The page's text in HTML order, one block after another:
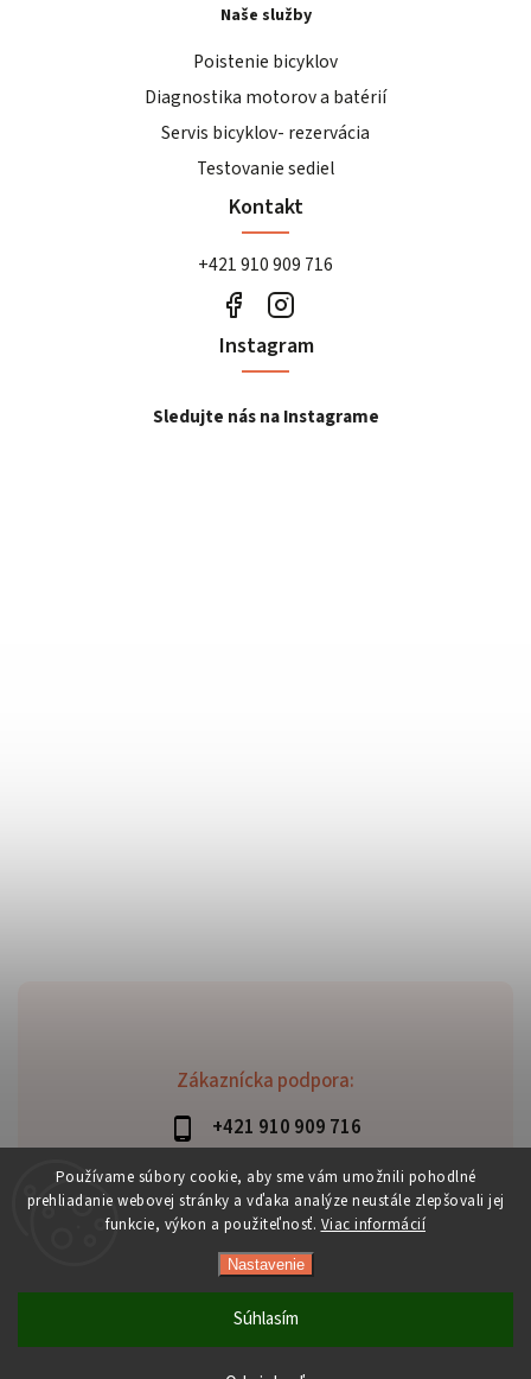
Používame súbory cookie, aby sme vám umožnili pohodlné
prehliadanie webovej stránky a vďaka analýze neustále zlepšovali jej
funkcie, výkon a použiteľnosť. Viac informácií
Nastavenie
Súhlasím
Zákaznícka podpora:
+421 910 909 716
lubomir.haraus@alterbike.sk
Naše služby
Poistenie bicyklov
Diagnostika motorov a batérií
Servis bicyklov- rezervácia
Testovanie sediel
Kontakt
+421 910 909 716
Instagram
Sledujte nás na Instagrame
Copyright 2026
Shoptet | Design